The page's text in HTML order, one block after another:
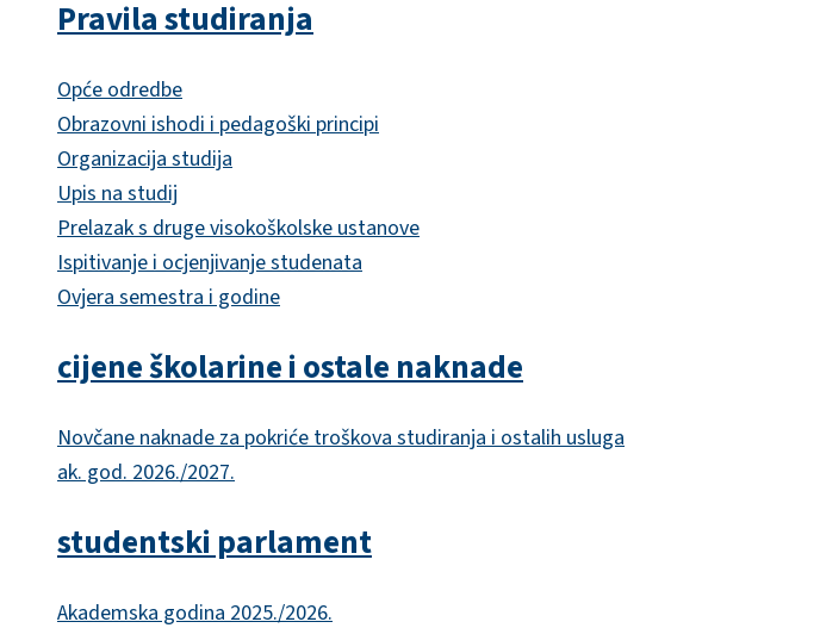
Pravila studiranja
Opće odredbe
Obrazovni ishodi i pedagoški principi
Organizacija studija
Upis na studij
Prelazak s druge visokoškolske ustanove
Ispitivanje i ocjenjivanje studenata
Ovjera semestra i godine
cijene školarine i ostale naknade
Novčane naknade za pokriće troškova studiranja i ostalih usluga
ak. god. 2026./2027.
studentski parlament
Akademska godina 2025./2026.